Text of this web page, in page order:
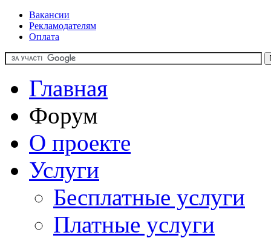
Вакансии
Рекламодателям
Оплата
Главная
Форум
О проекте
Услуги
Бесплатные услуги
Платные услуги